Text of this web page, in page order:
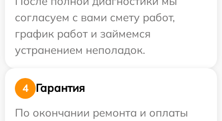
согласуем с вами смету работ,
график работ и займемся
устранением неполадок.
4
Гарантия
По окончании ремонта и оплаты